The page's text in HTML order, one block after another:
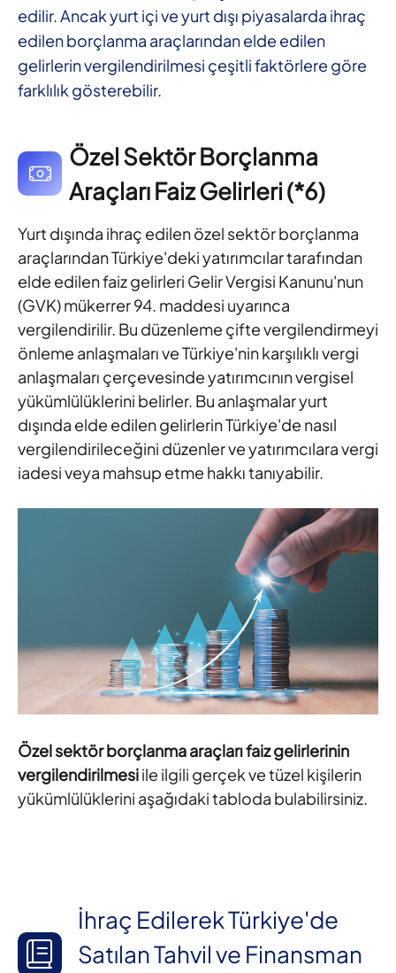
edilir. Ancak yurt içi ve yurt dışı piyasalarda ihraç
edilen borçlanma araçlarından elde edilen
gelirlerin vergilendirilmesi çeşitli faktörlere göre
farklılık gösterebilir.
Özel Sektör Borçlanma
Araçları Faiz Gelirleri (*6)
Yurt dışında ihraç edilen özel sektör borçlanma
araçlarından Türkiye'deki yatırımcılar tarafından
elde edilen faiz gelirleri Gelir Vergisi Kanunu'nun
(GVK) mükerrer 94. maddesi uyarınca
vergilendirilir. Bu düzenleme çifte vergilendirmeyi
önleme anlaşmaları ve Türkiye'nin karşılıklı vergi
anlaşmaları çerçevesinde yatırımcının vergisel
yükümlülüklerini belirler. Bu anlaşmalar yurt
dışında elde edilen gelirlerin Türkiye'de nasıl
vergilendirileceğini düzenler ve yatırımcılara vergi
iadesi veya mahsup etme hakkı tanıyabilir.
Özel sektör borçlanma araçları faiz gelirlerinin
vergilendirilmesiile ilgili gerçek ve tüzel kişilerin
yükümlülüklerini aşağıdaki tabloda bulabilirsiniz.
İhraç Edilerek Türkiye'de
Satılan Tahvil ve Finansman